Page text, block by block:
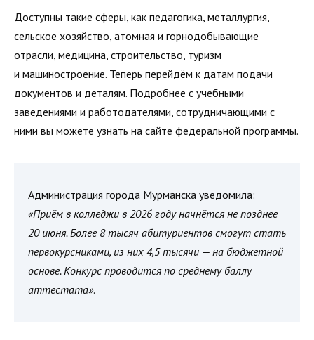
Доступны такие сферы, как педагогика, металлургия,
сельское хозяйство, атомная и горнодобывающие
отрасли, медицина, строительство, туризм
и машиностроение. Теперь перейдём к датам подачи
документов и деталям. Подробнее с учебными
заведениями и работодателями, сотрудничающими с
ними вы можете узнать на сайте федеральной программы.
Администрация города Мурманска уведомила:
«Приём в колледжи в 2026 году начнётся не позднее
20 июня. Более 8 тысяч абитуриентов смогут стать
первокурсниками, из них 4,5 тысячи — на бюджетной
основе. Конкурс проводится по среднему баллу
аттестата».